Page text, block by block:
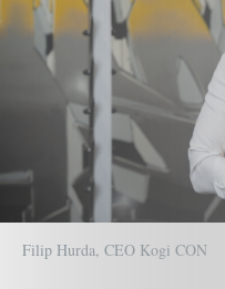
Filip Hurda, CEO Kogi CON